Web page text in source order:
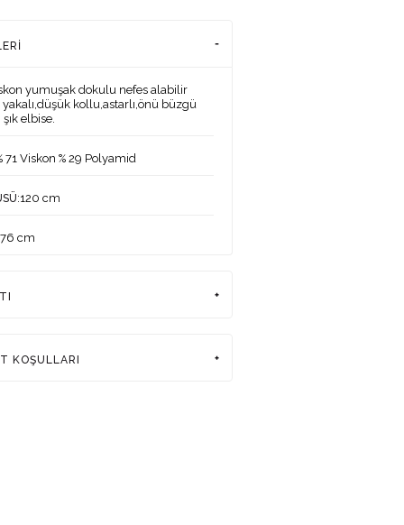
yumuşak dokulu nefes alabilir
kollu,astarlı,önü büzgü
elbise.
71 Viskon % 29 Polyamid
:120 cm
cm
KOŞULLARI